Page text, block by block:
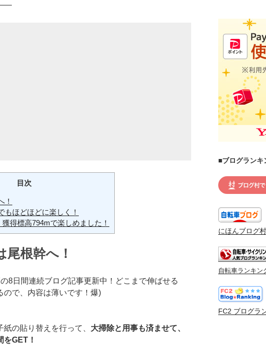
目次
！
もほどほどに楽しく！
得標高794mで楽しめました！
尾根幹へ！
8日間連続ブログ記事更新中！どこまで伸ばせる
ので、内容は薄いです！爆)
の貼り替えを行って、 大掃除と用事も済ませて、
GET！
■ブログランキ
にほんブログ村
自転車ランキン
FC2 ブログラ